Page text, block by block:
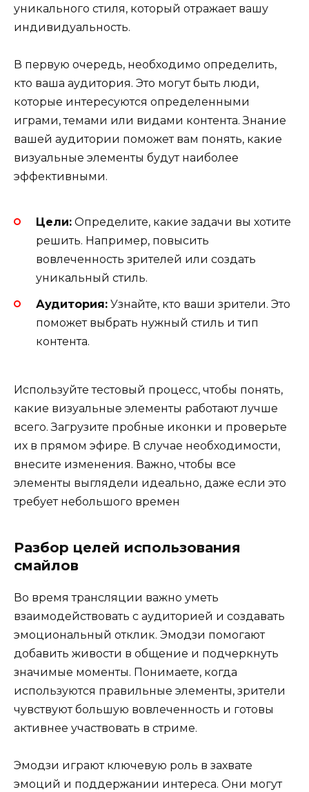
уникального стиля, который отражает вашу
индивидуальность.
В первую очередь, необходимо определить,
кто ваша аудитория. Это могут быть люди,
которые интересуются определенными
играми, темами или видами контента. Знание
вашей аудитории поможет вам понять, какие
визуальные элементы будут наиболее
эффективными.
Цели: Определите, какие задачи вы хотите
решить. Например, повысить
вовлеченность зрителей или создать
уникальный стиль.
Аудитория: Узнайте, кто ваши зрители. Это
поможет выбрать нужный стиль и тип
контента.
Используйте тестовый процесс, чтобы понять,
какие визуальные элементы работают лучше
всего. Загрузите пробные иконки и проверьте
их в прямом эфире. В случае необходимости,
внесите изменения. Важно, чтобы все
элементы выглядели идеально, даже если это
требует небольшого времен
Разбор целей использования
смайлов
Во время трансляции важно уметь
взаимодействовать с аудиторией и создавать
эмоциональный отклик. Эмодзи помогают
добавить живости в общение и подчеркнуть
значимые моменты. Понимаете, когда
используются правильные элементы, зрители
чувствуют большую вовлеченность и готовы
активнее участвовать в стриме.
Эмодзи играют ключевую роль в захвате
эмоций и поддержании интереса. Они могут